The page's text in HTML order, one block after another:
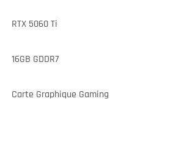
RTX 5060 Ti
16GB GDDR7
Carte Graphique Gaming